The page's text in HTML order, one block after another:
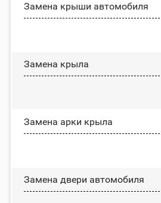
Замена крыши автомобиля
Замена крыла
Замена арки крыла
Замена двери автомобиля